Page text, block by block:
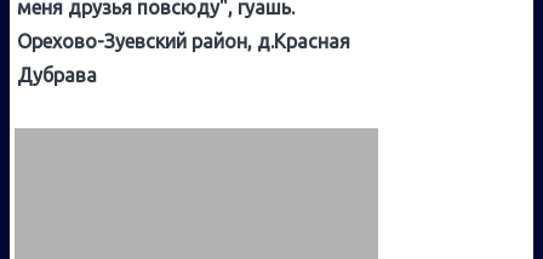
меня друзья повсюду", гуашь.
Орехово-Зуевский район, д.Красная
Дубрава